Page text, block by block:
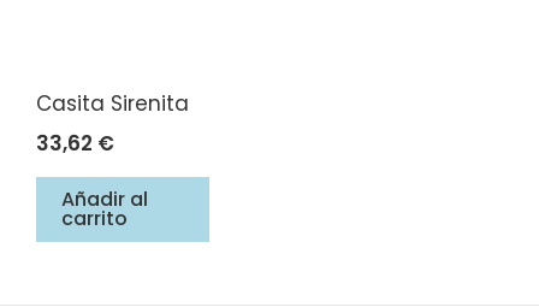
Casita Sirenita
33,62 €
Añadir al
carrito